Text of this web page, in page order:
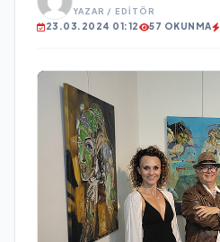
YAZAR / EDITÖR
23.03.2024 01:12 57 OKUNMA